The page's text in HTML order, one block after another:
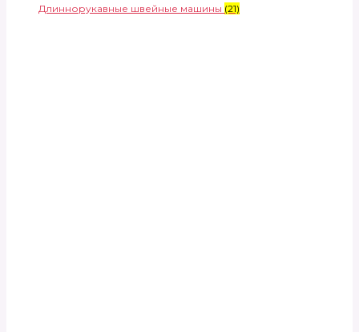
Длиннорукавные швейные машины (21)